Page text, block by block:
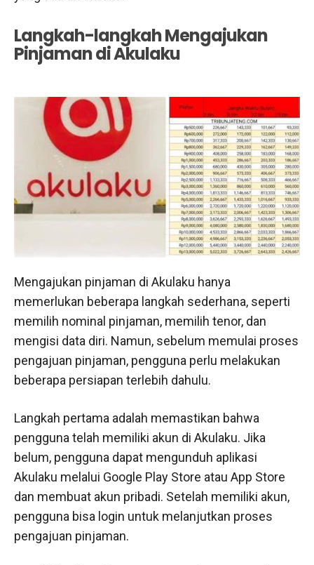
Langkah-langkah Mengajukan
Pinjaman di Akulaku
Mengajukan pinjaman di Akulaku hanya
memerlukan beberapa langkah sederhana, seperti
memilih nominal pinjaman, memilih tenor, dan
mengisi data diri. Namun, sebelum memulai proses
pengajuan pinjaman, pengguna perlu melakukan
beberapa persiapan terlebih dahulu.
Langkah pertama adalah memastikan bahwa
pengguna telah memiliki akun di Akulaku. Jika
belum, pengguna dapat mengunduh aplikasi
Akulaku melalui Google Play Store atau App Store
dan membuat akun pribadi. Setelah memiliki akun,
pengguna bisa login untuk melanjutkan proses
pengajuan pinjaman.